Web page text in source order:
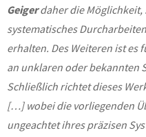
Geigerdaher die Möglichkeit,
systematisches
erhalten. Des Weiteren ist es
an unklaren oder
Schließlich richtet dieses
[…] wobei die vorliegenden
ungeachtet ihres präzisen